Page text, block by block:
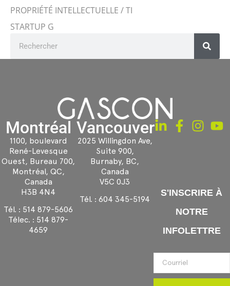
PROPRIÉTÉ INTELLECTUELLE / TI
STARTUP G
Montréal
1100, boulevard
René-Levesque
Ouest, Bureau 700,
Montréal, QC,
Canada
H3B 4N4
Tél. : 514 879-5606
Télec. : 514 879-
4659
Vancouver
2025 Willingdon Ave,
Suite 900,
Burnaby, BC,
Canada
V5C 0J3
Tél. :604 345-5194
S'INSCRIRE À
NOTRE
INFOLETTRE